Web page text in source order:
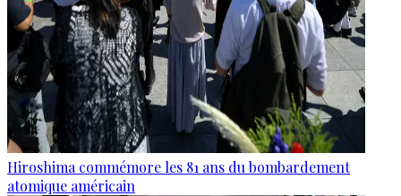
Hiroshima commémore les 81 ans du bombardement
atomique américain